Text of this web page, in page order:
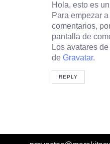
Hola, esto es
Para empezar
comentarios,
pantalla de
Los avatares
de Gravatar.
REPLY